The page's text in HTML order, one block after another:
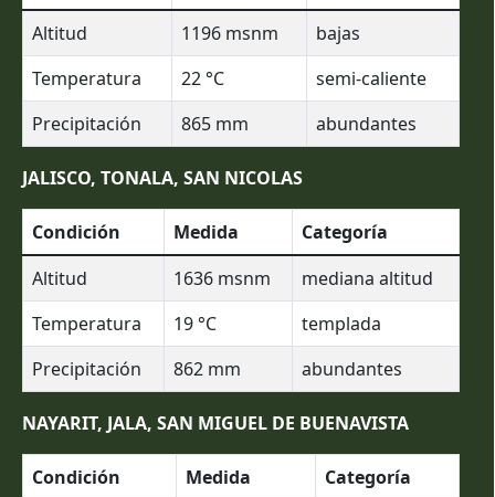
Altitud
1196 msnm
bajas
Temperatura
22 °C
semi-caliente
Precipitación
865 mm abundantes
JALISCO, TONALA, SAN NICOLAS
Condición Medida
Categoría
Altitud
1636 msnm
mediana altitud
Temperatura
19 °C
templada
Precipitación
862 mm abundantes
NAYARIT, JALA, SAN MIGUEL DE BUENAVISTA
Condición Medida
Categoría